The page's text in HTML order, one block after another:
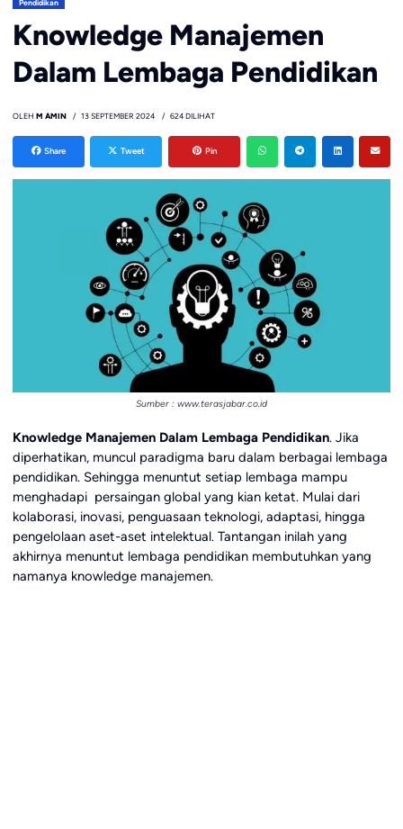
Pendidikan
Knowledge Manajemen
Dalam Lembaga Pendidikan
OLEH M AMIN 13 SEPTEMBER 2024 624 DILIHAT
Share Tweet Pin
Sumber : www.terasjabar.co.id
Knowledge Manajemen Dalam Lembaga Pendidikan. Jika
diperhatikan, muncul paradigma baru dalam berbagai lembaga
pendidikan. Sehingga menuntut setiap lembaga mampu
menghadapi persaingan global yang kian ketat. Mulai dari
kolaborasi, inovasi, penguasaan teknologi, adaptasi, hingga
pengelolaan aset-aset intelektual. Tantangan inilah yang
akhirnya menuntut lembaga pendidikan membutuhkan yang
namanya knowledge manajemen.